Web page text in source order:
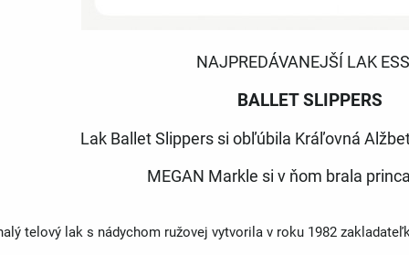
NAJPREDÁVANEJŠÍ LAK
BALLET SLIPPERS
Lak Ballet Slippers si obľúbila Kráľovná
MEGAN Markle si v ňom brala
telový lak s nádychom ružovej vytvorila v roku 1982